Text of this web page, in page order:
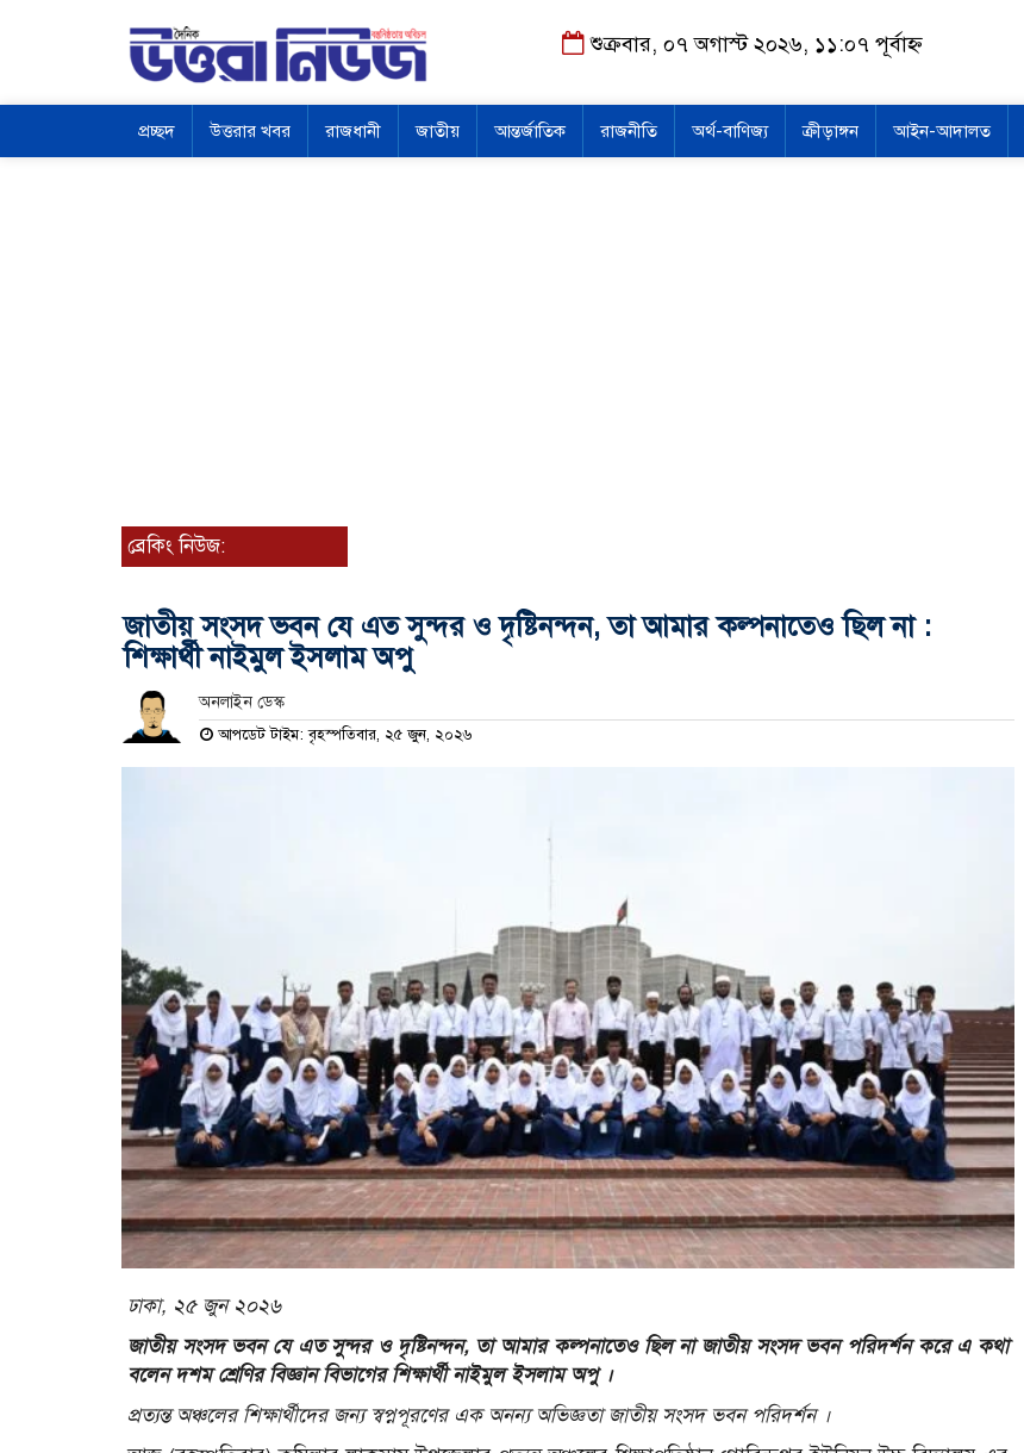
শুক্রবার, ০৭ অগাস্ট ২০২৬, ১১:০৭ পূর্বাহ্ন
প্রচ্ছদ উত্তরার খবর রাজধানী জাতীয় আন্তর্জাতিক রাজনীতি অর্থ-বাণিজ্য ক্রীড়াঙ্গন আইন-আদালত
ব্রেকিং নিউজ:
জাতীয় সংসদ ভবন যে এত সুন্দর ও দৃষ্টিনন্দন, তা আমার কল্পনাতেও ছিল না :
শিক্ষার্থী নাইমুল ইসলাম অপু
অনলাইন ডেস্ক
আপডেট টাইম: বৃহস্পতিবার, ২৫ জুন, ২০২৬
ঢাকা, ২৫ জুন ২০২৬
জাতীয় সংসদ ভবন যে এত সুন্দর ও দৃষ্টিনন্দন, তা আমার কল্পনাতেও ছিল না জাতীয় সংসদ ভবন পরিদর্শন করে এ কথা
বলেন দশম শ্রেণির বিজ্ঞান বিভাগের শিক্ষার্থী নাইমুল ইসলাম অপু ।
প্রত্যন্ত অঞ্চলের শিক্ষার্থীদের জন্য স্বপ্নপূরণের এক অনন্য অভিজ্ঞতা জাতীয় সংসদ ভবন পরিদর্শন ।